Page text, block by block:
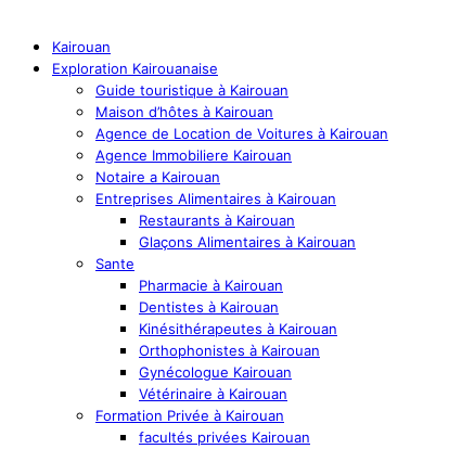
Kairouan
Exploration Kairouanaise
Guide touristique à Kairouan
Maison d’hôtes à Kairouan
Agence de Location de Voitures à Kairouan
Agence Immobiliere Kairouan
Notaire a Kairouan
Entreprises Alimentaires à Kairouan
Restaurants à Kairouan
Glaçons Alimentaires à Kairouan
Sante
Pharmacie à Kairouan
Dentistes à Kairouan
Kinésithérapeutes à Kairouan
Orthophonistes à Kairouan
Gynécologue Kairouan
Vétérinaire à Kairouan
Formation Privée à Kairouan
facultés privées Kairouan